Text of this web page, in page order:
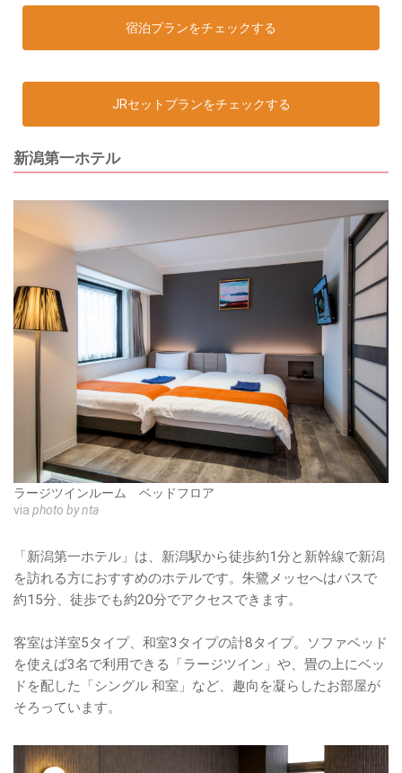
宿泊プランをチェックする
JRセットプランをチェックする
新潟第一ホテル
ラージツインルーム ベッドフロア
via photo by nta
「新潟第一ホテル」は、新潟駅から徒歩約1分と新幹線で新潟
を訪れる方におすすめのホテルです。朱鷺メッセへはバスで
約15分、徒歩でも約20分でアクセスできます。
客室は洋室5タイプ、和室3タイプの計8タイプ。ソファベッド
を使えば3名で利用できる「ラージツイン」や、畳の上にベッ
ドを配した「シングル 和室」など、趣向を凝らしたお部屋が
そろっています。